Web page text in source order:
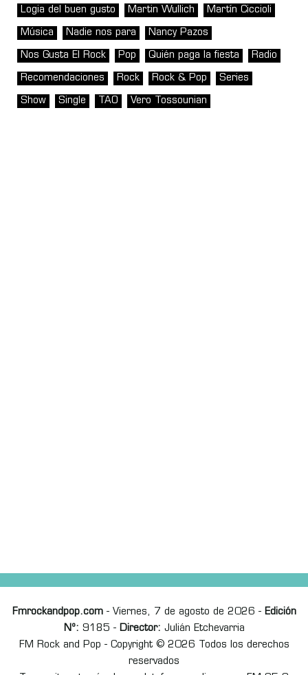
Logia del buen gusto Martin Wullich Martín Ciccioli
Música Nadie nos para Nancy Pazos
Nos Gusta El Rock Pop Quién paga la fiesta Radio
Recomendaciones Rock Rock & Pop Series
Show Single TAO Vero Tossounian
Fmrockandpop.com- Viernes, 7 de agosto de 2026 - Edición
Nº: 9185 - Director: Julián Etchevarria
FM Rock and Pop - Copyright © 2026 Todos los derechos
reservados